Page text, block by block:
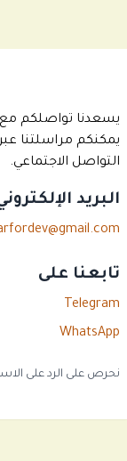
يسعدنا تواصلكم
يمكنكم مراسلتنا عبر
التواصل الاجتماعي.
البريد
تابعنا على
Telegram
WhatsApp
نحرص على الرد على